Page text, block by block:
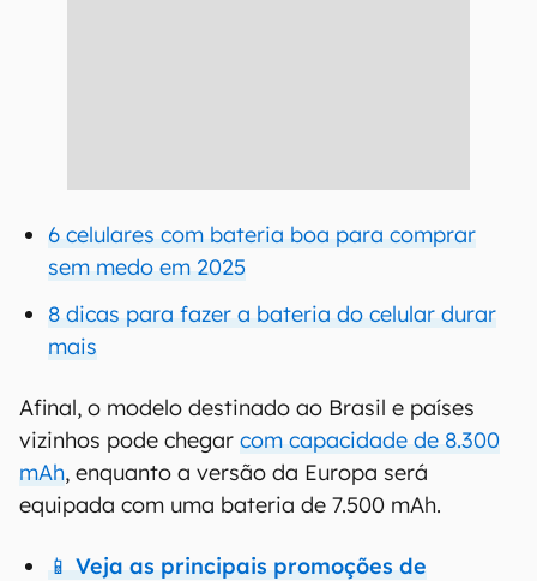
6 celulares com bateria boa para comprar
sem medo em 2025
8 dicas para fazer a bateria do celular durar
mais
Afinal, o modelo destinado ao Brasil e países
vizinhos pode chegar com capacidade de 8.300
mAh, enquanto a versão da Europa será
equipada com uma bateria de 7.500 mAh.
📱 Veja as principais promoções de